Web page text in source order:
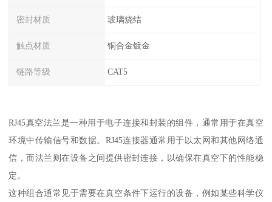
密封材质 玻璃烧结
触点材质 铜合金镀金
链路等级 CAT5
RJ45真空法兰是一种用于电子连接和封装的组件，通常用于在真空
环境中传输信号和数据。RJ45连接器通常用于以太网和其他网络通
信，而法兰则在设备之间提供密封连接，以确保在真空下的性能稳
定。
这种组合通常见于需要在真空条件下运行的设备，例如某些科学仪